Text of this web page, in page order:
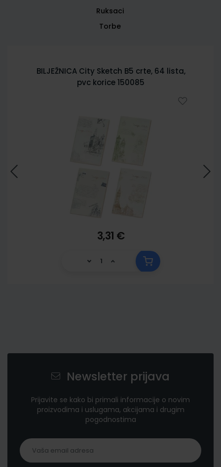
Ruksaci
Torbe
BILJEŽNICA City Sketch B5 crte, 64 lista,
pvc korice 150085
3,31 €
Newsletter prijava
Prijavite se kako bi primali informacije o novim
proizvodima i uslugama, akcijama i drugim
pogodnostima